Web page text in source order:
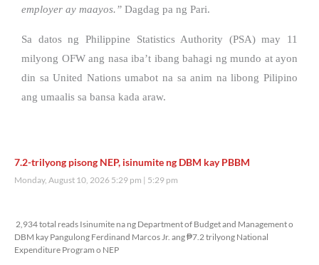
employer ay maayos.” Dagdag pa ng Pari.
Sa datos ng Philippine Statistics Authority (PSA) may 11
milyong OFW ang nasa iba’t ibang bahagi ng mundo at ayon
din sa United Nations umabot na sa anim na libong Pilipino
ang umaalis sa bansa kada araw.
7.2-trilyong pisong NEP, isinumite ng DBM kay PBBM
Monday, August 10, 2026 5:29 pm 5:29 pm
2,934 total reads Isinumite na ng Department of Budget and Management o
DBM kay Pangulong Ferdinand Marcos Jr. ang ₱7.2 trilyong National
Expenditure Program o NEP